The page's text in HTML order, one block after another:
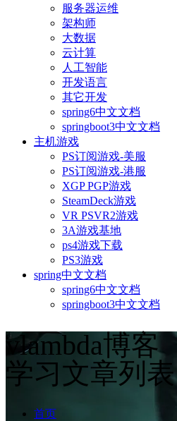
服务器运维
架构师
大数据
云计算
人工智能
开发语言
其它开发
spring6中文文档
springboot3中文文档
主机游戏
PS订阅游戏-美服
PS订阅游戏-港服
XGP PGP游戏
SteamDeck游戏
VR PSVR2游戏
3A游戏基地
ps4游戏下载
PS3游戏
spring中文文档
spring6中文文档
springboot3中文文档
vlambda博客
学习文章列表
首页